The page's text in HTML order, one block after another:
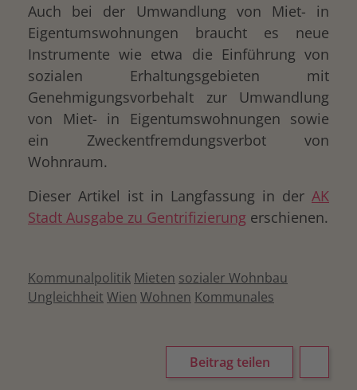
Auch bei der Umwandlung von Miet- in
Eigentumswohnungen braucht es neue
Instrumente wie etwa die Einführung von
sozialen Erhaltungsgebieten mit
Genehmigungsvorbehalt zur Umwandlung
von Miet- in Eigentumswohnungen sowie
ein Zweckentfremdungsverbot von
Wohnraum.
Dieser Artikel ist in Langfassung in der AK
Stadt Ausgabe zu Gentrifizierung erschienen.
Kommunalpolitik Mieten sozialer Wohnbau
Ungleichheit Wien Wohnen Kommunales
Beitrag teilen